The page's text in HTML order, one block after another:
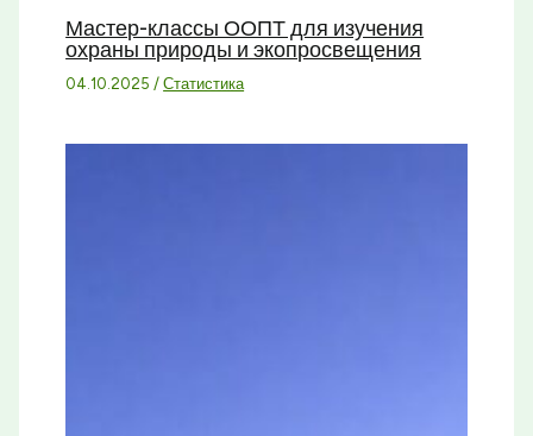
Мастер-классы ООПТ для изучения
охраны природы и экопросвещения
04.10.2025 /Статистика